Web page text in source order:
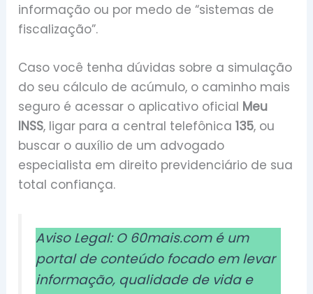
informação ou por medo de “sistemas de
fiscalização”.
Caso você tenha dúvidas sobre a simulação
do seu cálculo de acúmulo, o caminho mais
seguro é acessar o aplicativo oficial Meu
INSS, ligar para a central telefônica135, ou
buscar o auxílio de um advogado
especialista em direito previdenciário de sua
total confiança.
Aviso Legal: O 60mais.com é um
portal de conteúdo focado em levar
informação, qualidade de vida e